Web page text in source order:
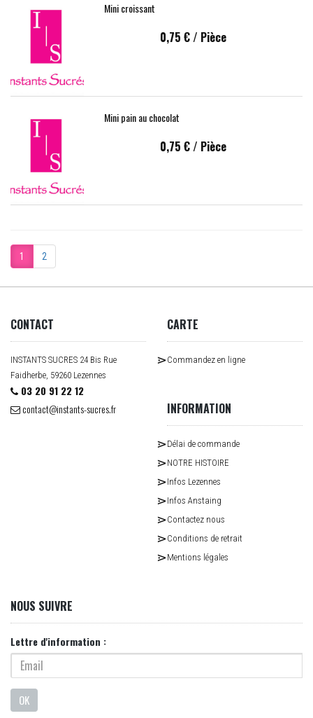
Mini croissant
0,75 €/ Pièce
Mini pain au chocolat
0,75 €/ Pièce
1 2
CONTACT
INSTANTS SUCRES 24 Bis Rue
Faidherbe, 59260 Lezennes
03 20 91 22 12
contact@instants-sucres.fr
CARTE
Commandez en ligne
INFORMATION
Délai de commande
NOTRE HISTOIRE
Infos Lezennes
Infos Anstaing
Contactez nous
Conditions de retrait
Mentions légales
NOUS SUIVRE
Lettre d'information :
OK